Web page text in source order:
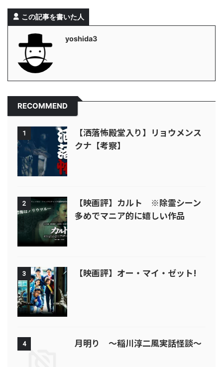
この記事を書いた人
yoshida3
RECOMMEND
1
【洒落怖殿堂入り】リョウメンス
クナ【考察】
2
【映画評】カルト ※除霊シーン
多めでマニア的に嬉しい作品
3 【映画評】オー・マイ・ゼット!
4 月明り ～稲川淳二風実話怪談～